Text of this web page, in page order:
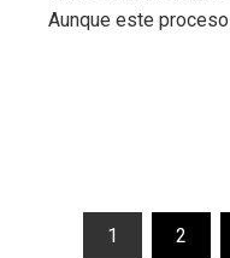
Aunque este
1 2